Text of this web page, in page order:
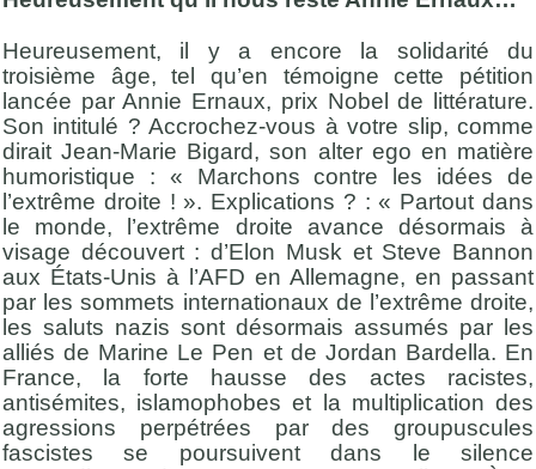
Heureusement, il y a encore la solidarité du
troisième âge, tel qu’en témoigne cette pétition
lancée par Annie Ernaux, prix Nobel de littérature.
Son intitulé ? Accrochez-vous à votre slip, comme
dirait Jean-Marie Bigard, son alter ego en matière
humoristique : « Marchons contre les idées de
l’extrême droite ! ». Explications ? : « Partout dans
le monde, l’extrême droite avance désormais à
visage découvert : d’Elon Musk et Steve Bannon
aux États-Unis à l’AFD en Allemagne, en passant
par les sommets internationaux de l’extrême droite,
les saluts nazis sont désormais assumés par les
alliés de Marine Le Pen et de Jordan Bardella. En
France, la forte hausse des actes racistes,
antisémites, islamophobes et la multiplication des
agressions perpétrées par des groupuscules
fascistes se poursuivent dans le silence